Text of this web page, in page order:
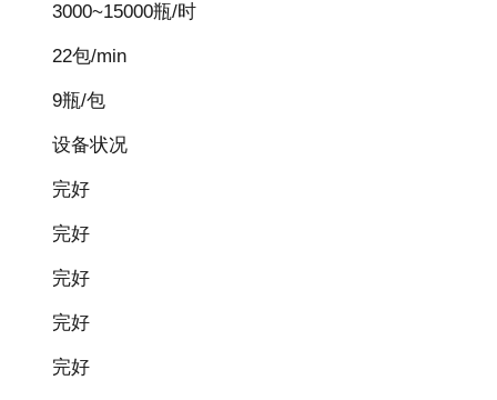
3000~15000瓶/时
22包/min
9瓶/包
设备状况
完好
完好
完好
完好
完好